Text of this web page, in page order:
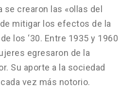
se crearon las «ollas del
mitigar los efectos de la
los ‘30. Entre 1935 y 1960
egresaron de la
Su aporte a la sociedad
vez más notorio.